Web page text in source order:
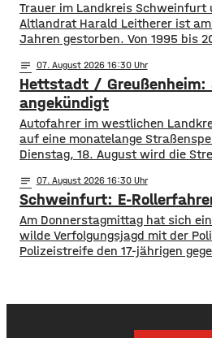
Trauer im Landkreis Schweinfurt
Altlandrat Harald Leitherer ist
Jahren gestorben. Von 1995 bis
wurde das Kreisstraßennetz
flächendeckendes Radwegenetz
1.000 Kilometern geschaffen.
notes 07. August 2026 16:30
Hettstadt / Greußenheim:
angekündigt
Autofahrer im westlichen
auf eine monatelange
Dienstag, 18. August wird die
Staatliche Bauamt an. Die
werden, sie weist
gebrochene Fahrbahnränder auf.
muss erneuert werden. Die
notes 07. August 2026 16:30
Schweinfurt: E-
Am Donnerstagmittag hat sich
wilde Verfolgungsjagd mit der
Polizeistreife den 17-jährigen